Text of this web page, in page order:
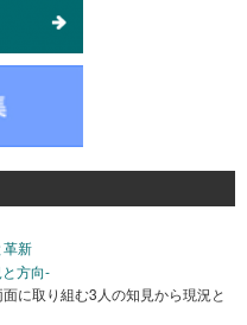
革新
方向-
に取り組む3人の知見から現況と